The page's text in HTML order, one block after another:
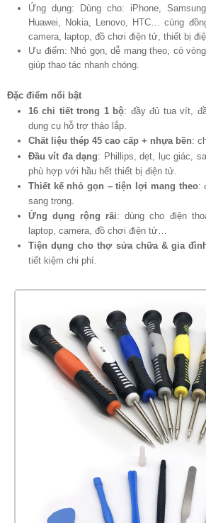
Ứng dụng: Dùng cho: iPhone,
Huawei, Nokia, Lenovo, HTC… cùng
camera, laptop, đồ chơi điện tử, thiết bị
Ưu điểm: Nhỏ gọn, dễ mang theo, có
giúp thao tác nhanh chóng.
Đặc điểm nổi bật
16 chi tiết trong 1 bộ: đầy đủ tua vít,
dụng cụ hỗ trợ tháo lắp.
Chất liệu thép 45 cao cấp + nhựa bền:
Đầu vít đa dạng: Phillips, dẹt, lục giác,
phù hợp với hầu hết thiết bị điện tử.
Thiết kế nhỏ gọn – tiện lợi mang theo:
sang trọng.
Ứng dụng rộng rãi: dùng cho điện
laptop, camera, đồ chơi điện tử…
Tiện dụng cho thợ sửa chữa & gia
tiết kiệm chi phí.